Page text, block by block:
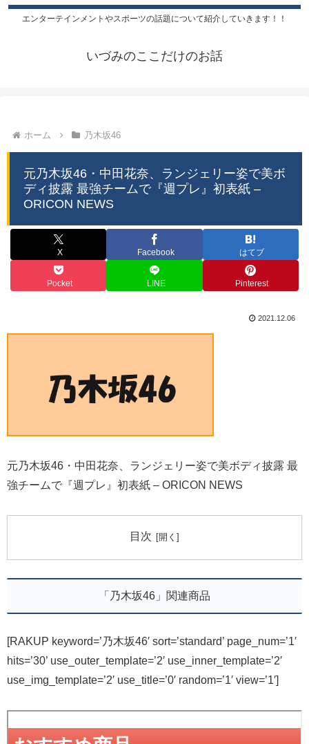
エンターテインメントやスポーツの話題について紹介していきます！！
いづみのここだけのお話
ホーム 乃木坂46
元乃木坂46・中田花奈、ランジェリー姿で美ボ
ディ披露 最強チームで『週プレ』初表紙 –
ORICON NEWS
X Facebook はてブ
Pocket LINE Pinterest
2021.12.06
元乃木坂46・中田花奈、ランジェリー姿で美ボディ披露 最
強チームで『週プレ』初表紙 – ORICON NEWS
目次
「乃木坂46」関連商品
[RAKUP keyword=’乃木坂46′ sort=’standard’ page_num=’1′
hits=’30’ use_outer_template=’2′ use_inner_template=’2′
use_img_template=’2′ use_title=’0′ random=’1′ view=’1′]